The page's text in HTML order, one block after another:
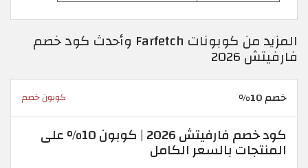
المزيد من كوبونات Farfetch وأحدث كود خصم
فارفيتش 2026
خصم 10% كوبون خصم
كود خصم فارفيتش 2026 | كوبون 10% على
المنتجات بالسعر الكامل